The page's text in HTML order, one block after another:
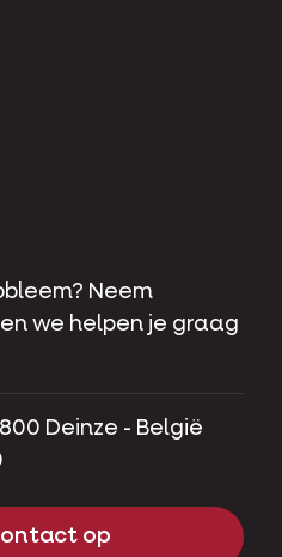
Neem
we helpen je graag
Deinze - België
op